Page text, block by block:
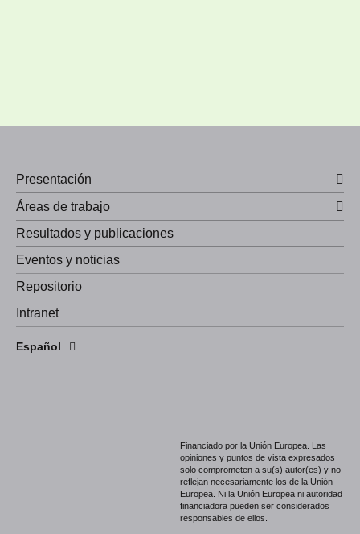
Presentación
Áreas de trabajo
Resultados y publicaciones
Eventos y noticias
Repositorio
Intranet
Español
English
Português
Financiado por la Unión Europea. Las
opiniones y puntos de vista expresados
solo comprometen a su(s) autor(es) y no
reflejan necesariamente los de la Unión
Europea. Ni la Unión Europea ni autoridad
financiadora pueden ser considerados
responsables de ellos.